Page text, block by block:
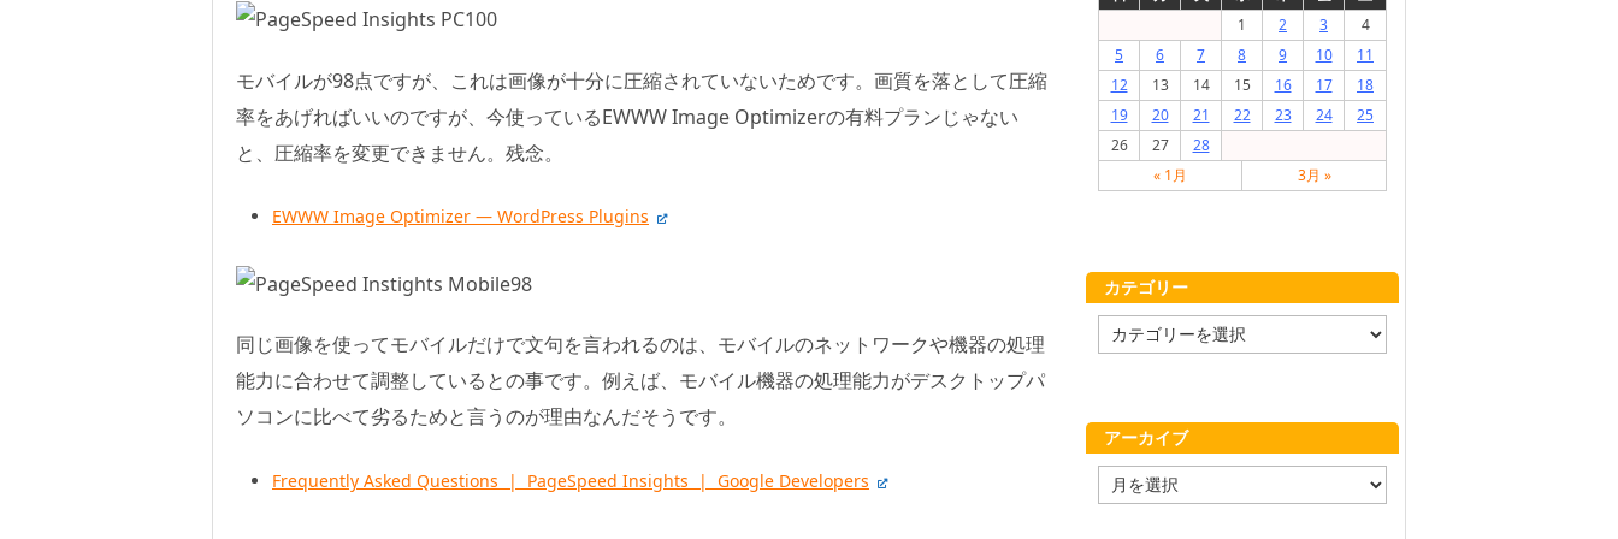
モバイルが98点ですが、これは画像が十分に圧縮されていないためです。画質を落として圧縮
率をあげればいいのですが、今使っているEWWW Image Optimizerの有料プランじゃない
と、圧縮率を変更できません。残念。
EWWW Image Optimizer — WordPress Plugins
同じ画像を使ってモバイルだけで文句を言われるのは、モバイルのネットワークや機器の処理
能力に合わせて調整しているとの事です。例えば、モバイル機器の処理能力がデスクトップパ
ソコンに比べて劣るためと言うのが理由なんだそうです。
Frequently Asked Questions | PageSpeed Insights | Google Developers
1
2 3
4
5
6 7 8 9 10
11
12
13 14 15 16 17
18
19
20 21 22 23 24
25
26
27
28
« 1月
3月 »
カテゴリー
テ
ー
アーカイブ
ー